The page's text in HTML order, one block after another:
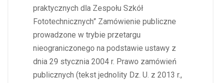
praktycznych dla Zespołu Szkół
Fototechnicznych” Zamówienie publiczne
prowadzone w trybie przetargu
nieograniczonego na podstawie ustawy z
dnia 29 stycznia 2004 r. Prawo zamówień
publicznych (tekst jednolity Dz. U. z 2013 r.,